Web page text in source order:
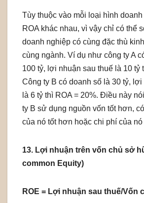
Tùy thuộc vào mỗi loại hình
ROA khác nhau, vì vậy chỉ có thể
doanh nghiệp có cùng đặc thù
cùng ngành. Ví dụ như công ty A
100 tỷ, lợi nhuận sau thuế là 10 tỷ
Công ty B có doanh số là 30 tỷ,
là 6 tỷ thì ROA = 20%. Điều này
ty B sử dụng nguồn vốn tốt hơn,
của nó tốt hơn hoặc chi phí của
13. Lợi nhuận trên vốn chủ sở
common Equity)
ROE = Lợi nhuận sau thuế/Vốn